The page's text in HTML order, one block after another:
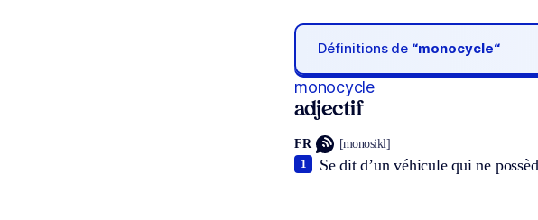
Définitions de “monocycle“
monocycle
adjectif
FR [monosikl]
Se dit d’un véhicule qui ne
1